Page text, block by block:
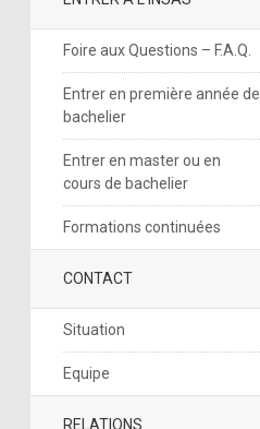
Foire aux Questions – F.A.Q.
Entrer en première année de
bachelier
Entrer en master ou en
cours de bachelier
Formations continuées
CONTACT
Situation
Equipe
RELATIONS